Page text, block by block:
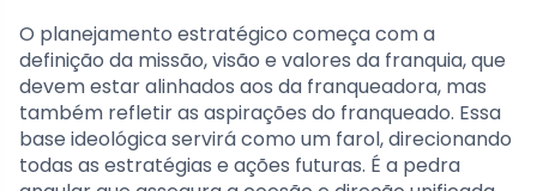
O planejamento estratégico começa com a
definição da missão, visão e valores da franquia, que
devem estar alinhados aos da franqueadora, mas
também refletir as aspirações do franqueado. Essa
base ideológica servirá como um farol, direcionando
todas as estratégias e ações futuras. É a pedra